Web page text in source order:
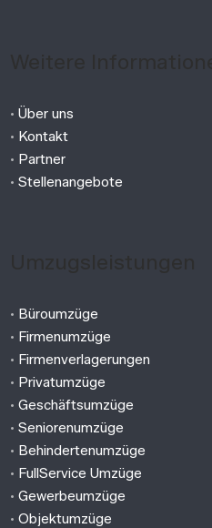
•Über uns
• Kontakt
• Partner
•Stellenangebote
• Büroumzüge
• Firmenumzüge
• Firmenverlagerungen
• Privatumzüge
•Geschäftsumzüge
•Seniorenumzüge
• Behindertenumzüge
• FullService Umzüge
•Gewerbeumzüge
•Objektumzüge